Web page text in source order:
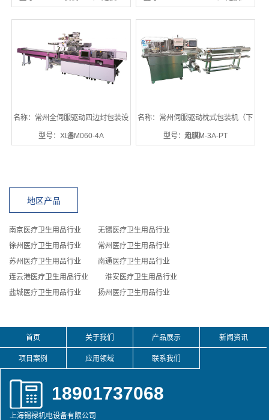
名称：常州全伺服驱动四边封包装设
备
型号：XLSM060-4A
名称：常州伺服驱动枕式包装机（下
走膜）
型号：XLXM-3A-PT
地区产品
南京医疗卫生用品行业
无锡医疗卫生用品行业
徐州医疗卫生用品行业
常州医疗卫生用品行业
苏州医疗卫生用品行业
南通医疗卫生用品行业
连云港医疗卫生用品行业
淮安医疗卫生用品行业
盐城医疗卫生用品行业
扬州医疗卫生用品行业
首页 关于我们 产品展示 新闻资讯
项目案例 应用领域 联系我们
18901737068
上海锡䘵机电设备有限公司